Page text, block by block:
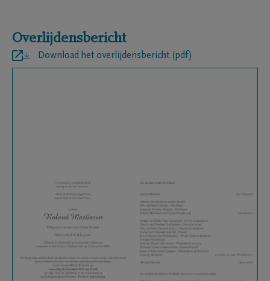
Overlijdensbericht
Download het overlijdensbericht (pdf)